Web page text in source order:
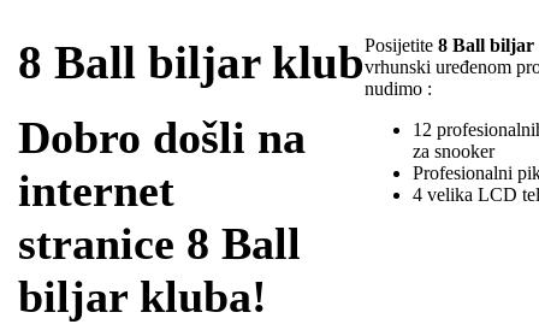
8 Ball biljar klub
Dobro došli na
internet
stranice 8 Ball
biljar kluba!
Posijetite 8 Ball biljar
vrhunski uređenom
nudimo :
12
za snooker
Profesionalni
4 velika LCD